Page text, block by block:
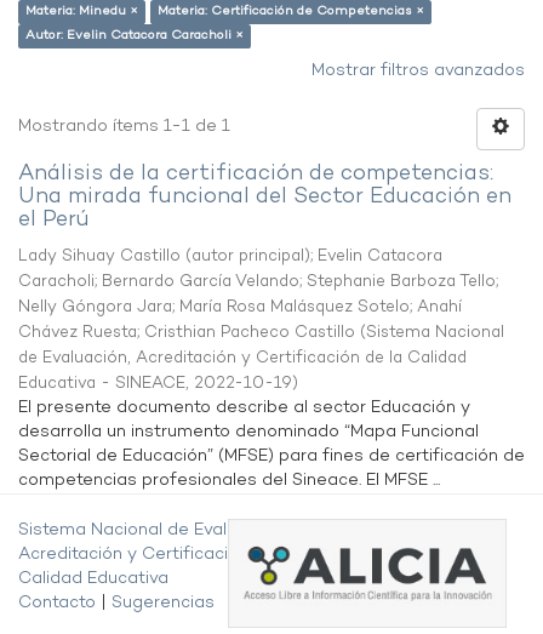
Materia: Minedu ×
Materia: Certificación de Competencias ×
Autor: Evelin Catacora Caracholi ×
Mostrar filtros avanzados
Mostrando ítems 1-1 de 1
Análisis de la certificación de competencias:
Una mirada funcional del Sector Educación en
el Perú
Lady Sihuay Castillo (autor principal); Evelin Catacora
Caracholi; Bernardo García Velando; Stephanie Barboza Tello;
Nelly Góngora Jara; María Rosa Malásquez Sotelo; Anahí
Chávez Ruesta; Cristhian Pacheco Castillo (Sistema Nacional
de Evaluación, Acreditación y Certificación de la Calidad
Educativa - SINEACE, 2022-10-19)
El presente documento describe al sector Educación y
desarrolla un instrumento denominado “Mapa Funcional
Sectorial de Educación” (MFSE) para fines de certificación de
competencias profesionales del Sineace. El MFSE ...
Sistema Nacional de Evaluación,
Acreditación y Certificación de la
Calidad Educativa
Contacto
Sugerencias